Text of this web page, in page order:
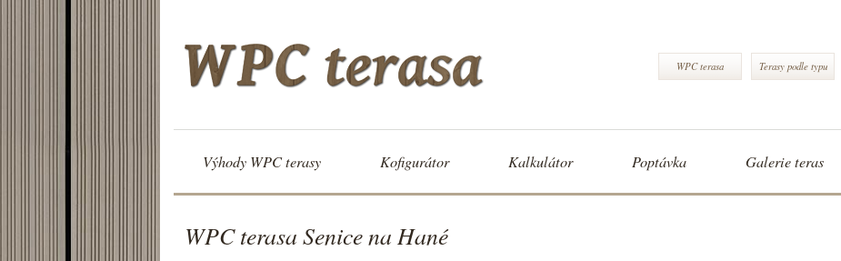
WPC terasa Terasy podle typu
Výhody WPC terasy Kofigurátor Kalkulátor Poptávka Galerie teras
WPC terasa Senice na Hané